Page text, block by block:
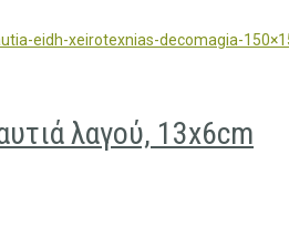
λαγού, 13x6cm